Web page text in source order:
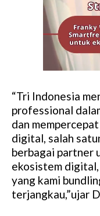
“Tri Indonesia
professional
dan
digital, salah
berbagai partner
ekosistem
yang kami
terjangkau,”ujar